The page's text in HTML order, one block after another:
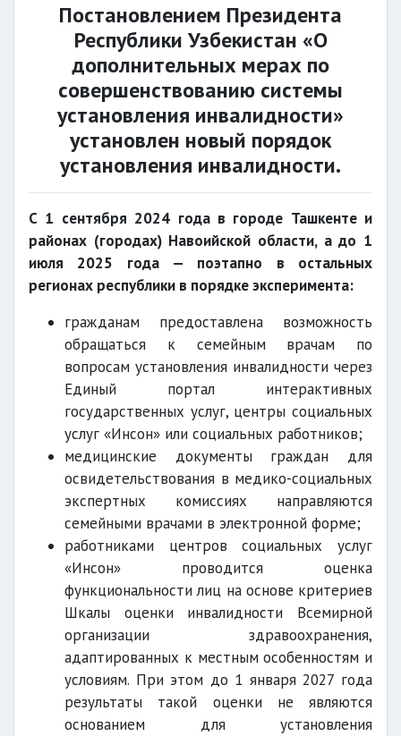
Постановлением Президента
Республики Узбекистан «О
дополнительных мерах по
совершенствованию системы
установления инвалидности»
установлен новый порядок
установления инвалидности.
С 1 сентября 2024 года в городе Ташкенте и
районах (городах) Навоийской области, а до 1
июля 2025 года — поэтапно в остальных
регионах республики в порядке эксперимента:
гражданам предоставлена возможность
обращаться к семейным врачам по
вопросам установления инвалидности через
Единый портал интерактивных
государственных услуг, центры социальных
услуг «Инсон» или социальных работников;
медицинские документы граждан для
освидетельствования в медико-социальных
экспертных комиссиях направляются
семейными врачами в электронной форме;
работниками центров социальных услуг
«Инсон» проводится оценка
функциональности лиц на основе критериев
Шкалы оценки инвалидности Всемирной
организации здравоохранения,
адаптированных к местным особенностям и
условиям. При этом до 1 января 2027 года
результаты такой оценки не являются
основанием для установления